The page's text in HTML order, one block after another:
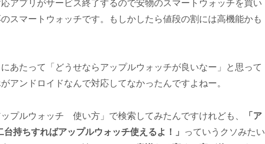
アプリがサービス終了するので安物のスマートウォッチを買い
スマートウォッチです。もしかしたら値段の割には高機能かも
あたって「どうせならアップルウォッチが良いなー」と思って
アンドロイドなんで対応してなかったんですよねー。
プルウォッチ 使い方」で検索してみたんですけれども、
「ア
持ちすればアップルウォッチ使えるよ！」 っていうクソみたい